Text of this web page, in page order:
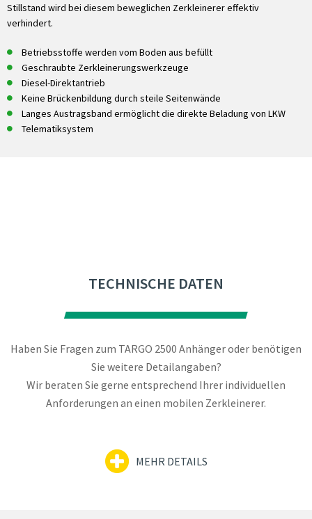
Stillstand wird bei diesem beweglichen Zerkleinerer effektiv
verhindert.
Betriebsstoffe werden vom Boden aus befüllt
Geschraubte Zerkleinerungswerkzeuge
Diesel-Direktantrieb
Keine Brückenbildung durch steile Seitenwände
Langes Austragsband ermöglicht die direkte Beladung von LKW
Telematiksystem
TECHNISCHE DATEN
Haben Sie Fragen zum TARGO 2500 Anhänger oder benötigen
Sie weitere Detailangaben?
Wir beraten Sie gerne entsprechend Ihrer individuellen
Anforderungen an einen mobilen Zerkleinerer.
MEHR DETAILS